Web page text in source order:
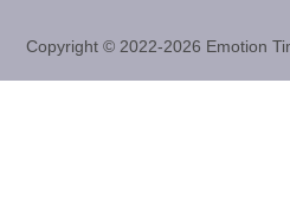
Copyright © 2022-2026 Emotion